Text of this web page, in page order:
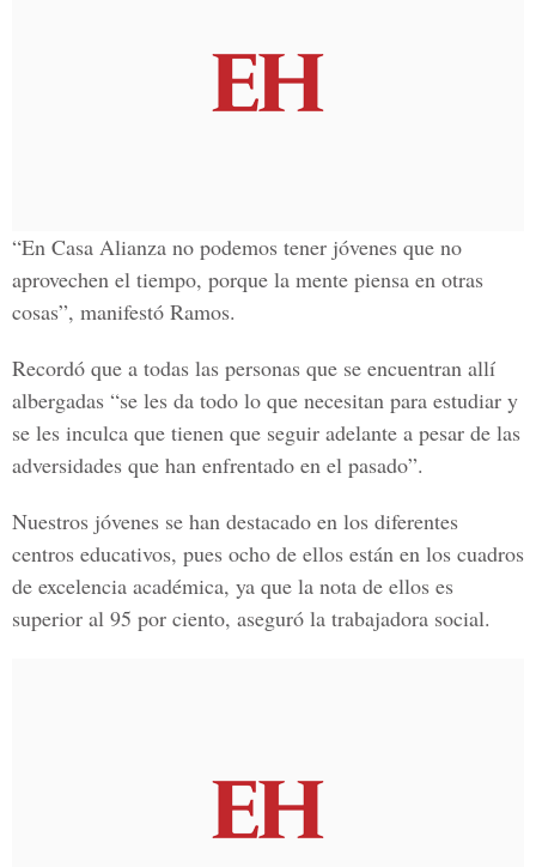
“En Casa Alianza no podemos tener jóvenes que no
aprovechen el tiempo, porque la mente piensa en otras
cosas”, manifestó Ramos.
Recordó que a todas las personas que se encuentran allí
albergadas “se les da todo lo que necesitan para estudiar y
se les inculca que tienen que seguir adelante a pesar de las
adversidades que han enfrentado en el pasado”.
Nuestros jóvenes se han destacado en los diferentes
centros educativos, pues ocho de ellos están en los cuadros
de excelencia académica, ya que la nota de ellos es
superior al 95 por ciento, aseguró la trabajadora social.